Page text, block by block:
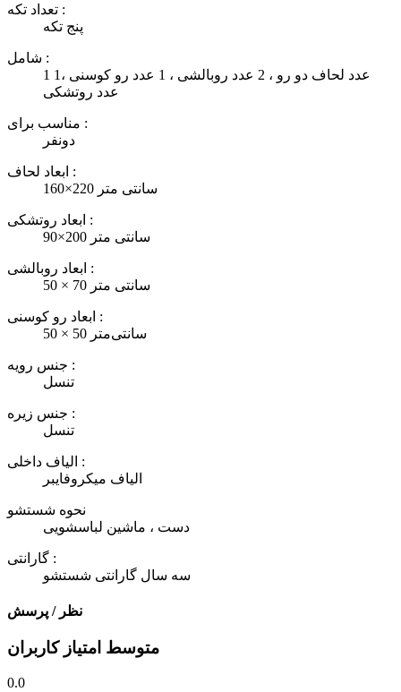
تعداد تکه :
پنج تکه
شامل :
1 عدد لحاف دو رو ، 2 عدد روبالشی ، 1 عدد رو کوسنی ،1
عدد روتشکی
مناسب برای :
دونفر
ابعاد لحاف :
160×220 سانتی متر
ابعاد روتشکی :
90×200 سانتی متر
ابعاد روبالشی :
50 × 70 سانتی متر
ابعاد رو کوسنی :
50 × 50 سانتی‌متر
جنس رویه :
تنسل
جنس زیره :
تنسل
الیاف داخلی :
الیاف میکروفایبر
نحوه شستشو
دست ، ماشین لباسشویی
گارانتی :
سه سال گارانتی شستشو
نظر / پرسش
متوسط امتیاز کاربران
0.0